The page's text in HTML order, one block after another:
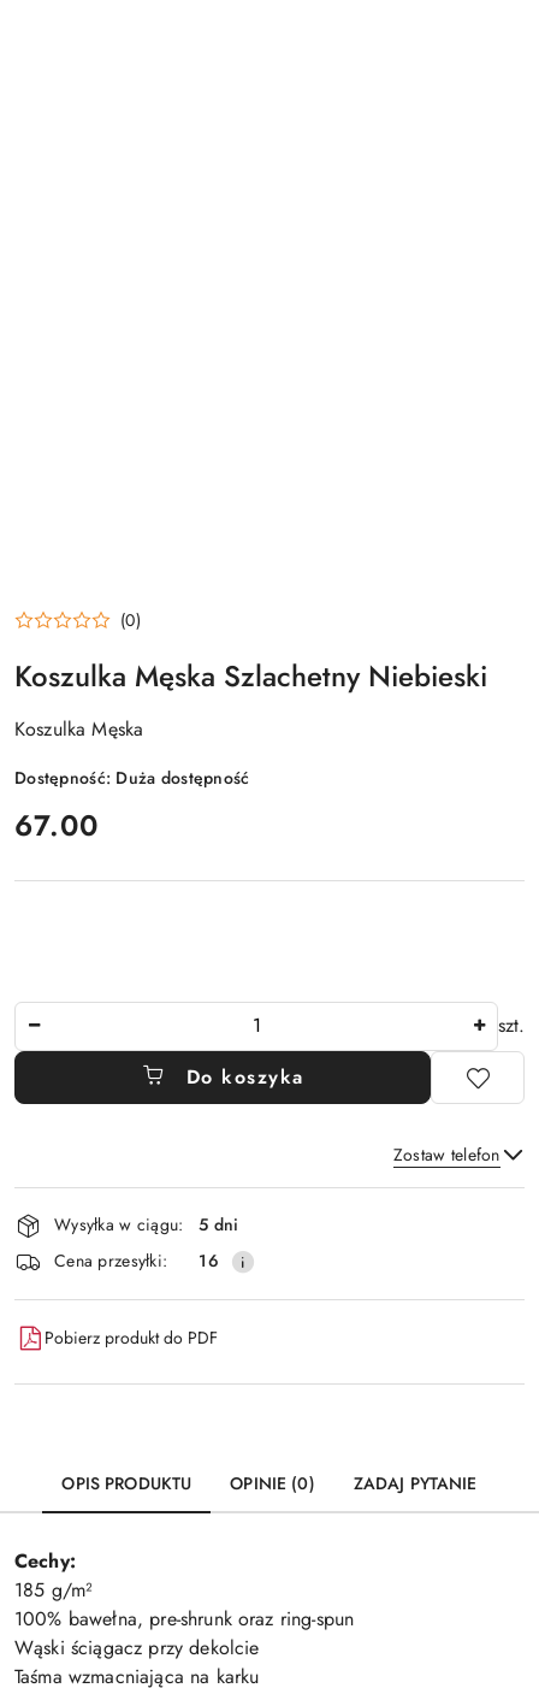
(0)
Koszulka Męska Szlachetny Niebieski
Koszulka Męska
Dostępność: Duża dostępność
cena:
67.00
szt.
Do koszyka
Zostaw telefon
Wyślij
Dostępność
i
dostawa
Wysyłka w ciągu:
5 dni
Cena przesyłki:
16
Pobierz produkt do PDF
OPIS PRODUKTU OPINIE (0) ZADAJ PYTANIE
Cechy:
185 g/m²
100% bawełna, pre-shrunk oraz ring-spun
Wąski ściągacz przy dekolcie
Taśma wzmacniająca na karku